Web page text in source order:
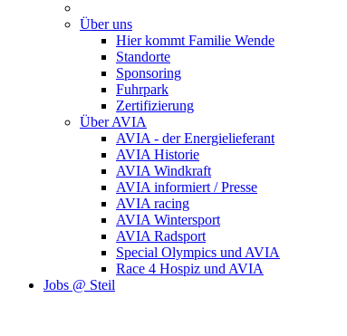
Über uns
Hier kommt Familie Wende
Standorte
Sponsoring
Fuhrpark
Zertifizierung
Über AVIA
AVIA - der Energielieferant
AVIA Historie
AVIA Windkraft
AVIA informiert / Presse
AVIA racing
AVIA Wintersport
AVIA Radsport
Special Olympics und AVIA
Race 4 Hospiz und AVIA
Jobs @ Steil